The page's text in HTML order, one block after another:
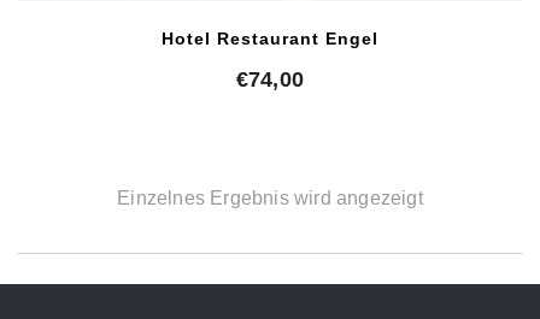
Hotel Restaurant Engel
€74,00
Einzelnes Ergebnis wird angezeigt